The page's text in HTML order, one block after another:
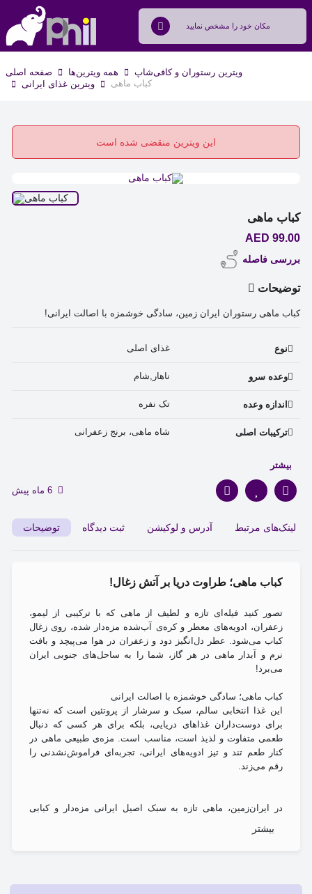
صفحه اصلی همه ویترین‌ها
ویترین رستوران و کافی‌شاپ
ویترین غذای ایرانی
کباب ماهی
این ویترین منقضی شده است
کباب ماهی
99.00 AED
بررسی فاصله
توضیحات
کباب ماهی رستوران ایران زمین، سادگی خوشمزه با اصالت ایرانی!
نوع غذای اصلی
وعده سرو ناهار,شام
اندازه وعده تک نفره
ترکیبات اصلی شاه ماهی، برنج زعفرانی
بیشتر
6 ماه پیش
توضیحات ثبت دیدگاه آدرس و لوکیشن لینک‌های مرتبط
کباب ماهی؛ طراوت دریا بر آتش زغال!
تصور کنید فیله‌ای تازه و لطیف از ماهی که با ترکیبی از لیمو،
زعفران، ادویه‌های معطر و کره‌ی آب‌شده مزه‌دار شده، روی زغال
کباب می‌شود. عطر دل‌انگیز دود و زعفران در هوا می‌پیچد و بافت
نرم و آبدار ماهی در هر گاز، شما را به ساحل‌های جنوبی ایران
می‌برد!
کباب ماهی؛ سادگی خوشمزه با اصالت ایرانی
این غذا انتخابی سالم، سبک و سرشار از پروتئین است که نه‌تنها
برای دوست‌داران غذاهای دریایی، بلکه برای هر کسی که دنبال
طعمی متفاوت و لذیذ است، مناسب است. مزه‌ی طبیعی ماهی در
کنار طعم تند و تیز ادویه‌های ایرانی، تجربه‌ای فراموش‌نشدنی را
رقم می‌زند.
در ایران‌زمین، ماهی تازه به سبک اصیل ایرانی مزه‌دار و کبابی
طبیعت و هنر آشپزی ایرانی. این کباب هم در کنار برنج ایرانی
بیشتر